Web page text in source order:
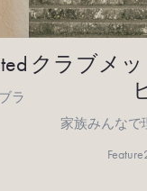
ラ
クラブメ
家族みんなで
Feature